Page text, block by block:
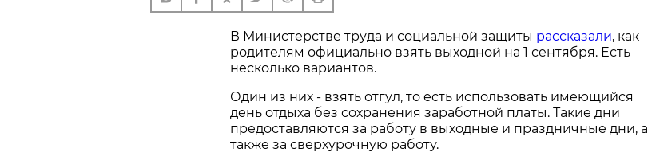
В Министерстве труда и социальной защиты рассказали, как
родителям официально взять выходной на 1 сентября. Есть
несколько вариантов.
Один из них - взять отгул, то есть использовать имеющийся
день отдыха без сохранения заработной платы. Такие дни
предоставляются за работу в выходные и праздничные дни, а
также за сверхурочную работу.